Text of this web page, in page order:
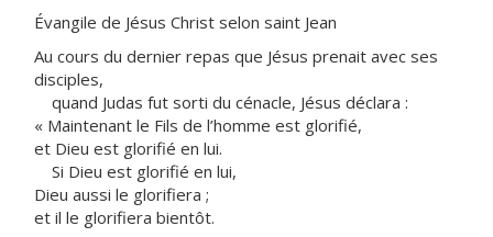
Évangile de Jésus Christ selon saint Jean
Au cours du dernier repas que Jésus prenait avec ses
disciples,
quand Judas fut sorti du cénacle, Jésus déclara :
« Maintenant le Fils de l’homme est glorifié,
et Dieu est glorifié en lui.
Si Dieu est glorifié en lui,
Dieu aussi le glorifiera ;
et il le glorifiera bientôt.